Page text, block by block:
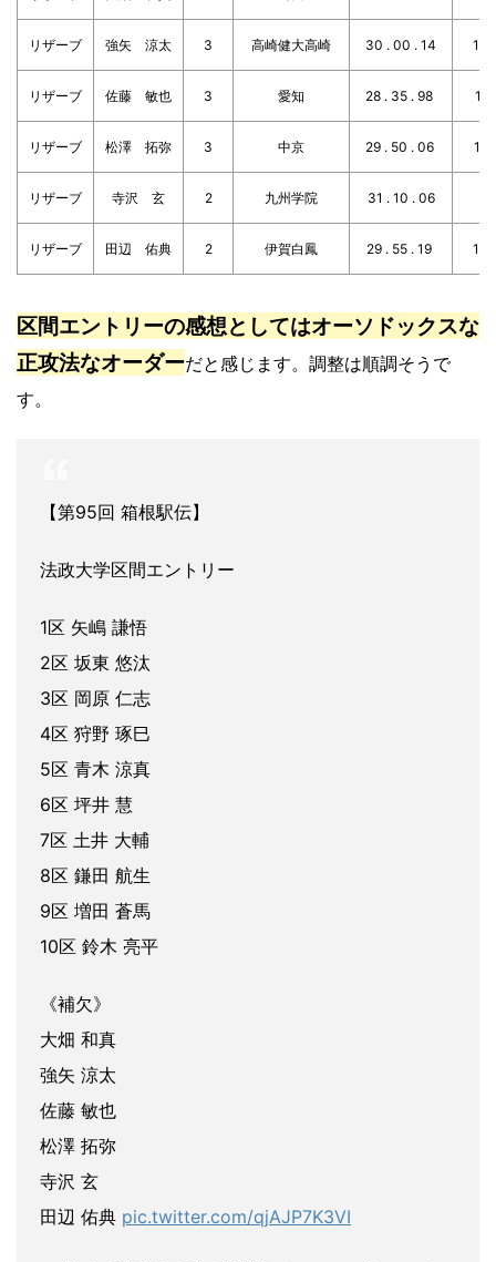
リザーブ 強矢 涼太 3 高崎健大高崎 30 . 00 . 14 1 .
リザーブ 佐藤 敏也 3 愛知 28 . 35 . 98 1 .
リザーブ 松澤 拓弥 3 中京 29 . 50 . 06 1 .
リザーブ 寺沢 玄 2 九州学院 31 . 10 . 06
リザーブ 田辺 佑典 2 伊賀白鳳 29 . 55 . 19 1 .
区間エントリーの感想としてはオーソドックスな
正攻法なオーダーだと感じます。調整は順調そうで
す。
【第95回 箱根駅伝】
法政大学区間エントリー
1区 矢嶋 謙悟
2区 坂東 悠汰
3区 岡原 仁志
4区 狩野 琢巳
5区 青木 涼真
6区 坪井 慧
7区 土井 大輔
8区 鎌田 航生
9区 増田 蒼馬
10区 鈴木 亮平
《補欠》
大畑 和真
強矢 涼太
佐藤 敏也
松澤 拓弥
寺沢 玄
田辺 佑典 pic.twitter.com/qjAJP7K3VI